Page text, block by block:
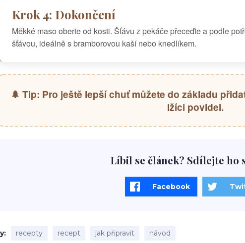
Krok 4: Dokončení
Měkké maso oberte od kosti. Šťávu z pekáče přeceďte a podle
šťávou, ideálně s bramborovou kaší nebo knedlíkem.
🌲 Tip: Pro ještě lepší chuť můžete do základu
lžíci povidel.
Líbil se článek? Sdílejte ho
Facebook
recepty recept jak připravit návod